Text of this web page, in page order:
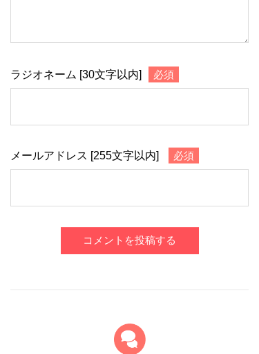
ラジオネーム [30文字以内] 必須
メールアドレス [255文字以内] 必須
コメントを投稿する